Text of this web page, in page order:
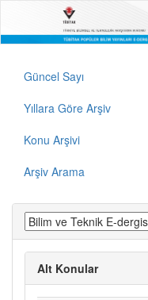
Güncel Sayı
Yıllara Göre Arşiv
Konu Arşivi
Arşiv Arama
Alt Konular